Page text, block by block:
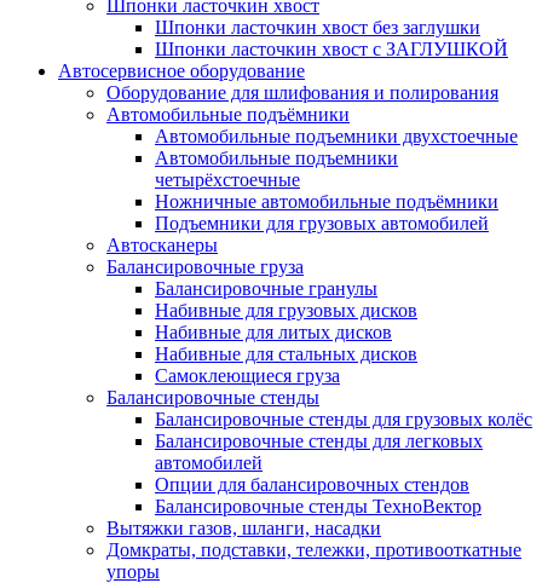
Шпонки ласточкин хвост
Шпонки ласточкин хвост без заглушки
Шпонки ласточкин хвост с ЗАГЛУШКОЙ
Автосервисное оборудование
Оборудование для шлифования и полирования
Автомобильные подъёмники
Автомобильные подъемники двухстоечные
Автомобильные подъемники
четырёхстоечные
Ножничные автомобильные подъёмники
Подъемники для грузовых автомобилей
Автосканеры
Балансировочные груза
Балансировочные гранулы
Набивные для грузовых дисков
Набивные для литых дисков
Набивные для стальных дисков
Самоклеющиеся груза
Балансировочные стенды
Балансировочные стенды для грузовых колёс
Балансировочные стенды для легковых
автомобилей
Опции для балансировочных стендов
Балансировочные стенды ТехноВектор
Вытяжки газов, шланги, насадки
Домкраты, подставки, тележки, противооткатные
упоры